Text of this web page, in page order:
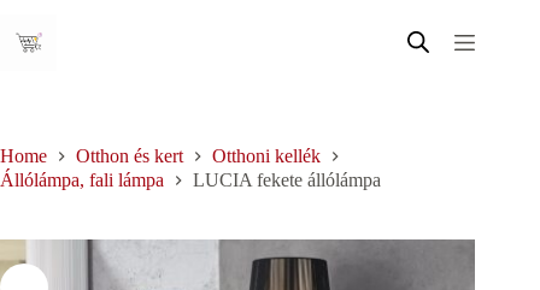
content
Home Otthon és kert
Otthoni kellék
Állólámpa, fali lámpa
LUCIA fekete állólámpa